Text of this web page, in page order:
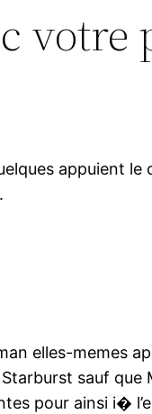
appuient
elles-memes
sauf
pour ainsi i�